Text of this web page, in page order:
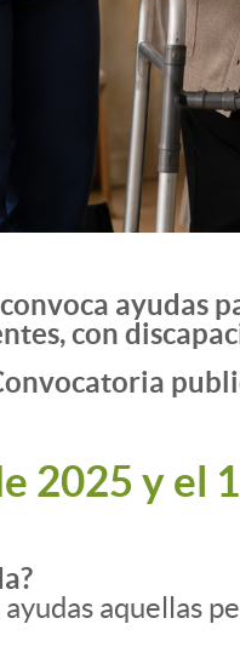
ayudas
con
2025 y el
aquellas